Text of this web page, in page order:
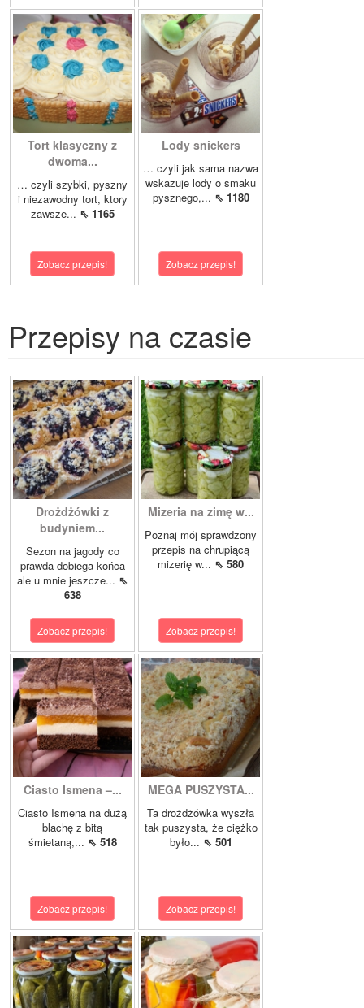
Tort klasyczny z
dwoma...
… czyli szybki, pyszny
i niezawodny tort, ktory
zawsze... ⇖ 1165
Zobacz przepis!
Lody snickers
… czyli jak sama nazwa
wskazuje lody o smaku
pysznego,... ⇖ 1180
Zobacz przepis!
Przepisy na czasie
Drożdżówki z
budyniem...
Sezon na jagody co
prawda dobiega końca
ale u mnie jeszcze... ⇖
638
Zobacz przepis!
Mizeria na zimę w...
Poznaj mój sprawdzony
przepis na chrupiącą
mizerię w... ⇖ 580
Zobacz przepis!
Ciasto Ismena –...
Ciasto Ismena na dużą
blachę z bitą
śmietaną,... ⇖ 518
Zobacz przepis!
MEGA PUSZYSTA...
Ta drożdżówka wyszła
tak puszysta, że ciężko
było... ⇖ 501
Zobacz przepis!